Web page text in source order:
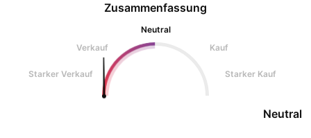
Zusammenfassung
Neutral
Verkauf
Kauf
Starker Verkauf Starker Kauf
Neutral